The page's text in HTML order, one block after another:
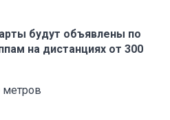
будут объявлены по
на дистанциях от 300
метров